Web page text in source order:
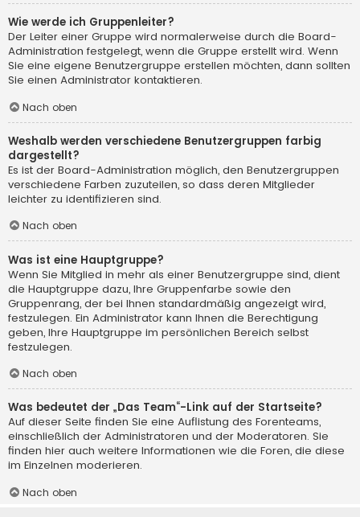
Wie werde ich Gruppenleiter?
Der Leiter einer Gruppe wird normalerweise durch die Board-
Administration festgelegt, wenn die Gruppe erstellt wird. Wenn
Sie eine eigene Benutzergruppe erstellen möchten, dann sollten
Sie einen Administrator kontaktieren.
Nach oben
Weshalb werden verschiedene Benutzergruppen farbig
dargestellt?
Es ist der Board-Administration möglich, den Benutzergruppen
verschiedene Farben zuzuteilen, so dass deren Mitglieder
leichter zu identifizieren sind.
Nach oben
Was ist eine Hauptgruppe?
Wenn Sie Mitglied in mehr als einer Benutzergruppe sind, dient
die Hauptgruppe dazu, Ihre Gruppenfarbe sowie den
Gruppenrang, der bei Ihnen standardmäßig angezeigt wird,
festzulegen. Ein Administrator kann Ihnen die Berechtigung
geben, Ihre Hauptgruppe im persönlichen Bereich selbst
festzulegen.
Nach oben
Was bedeutet der „Das Team“-Link auf der Startseite?
Auf dieser Seite finden Sie eine Auflistung des Forenteams,
einschließlich der Administratoren und der Moderatoren. Sie
finden hier auch weitere Informationen wie die Foren, die diese
im Einzelnen moderieren.
Nach oben